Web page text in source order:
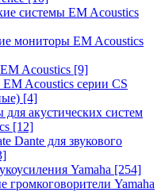
системы EM Acoustics
мониторы EM Acoustics
Acoustics [9]
Acoustics серии CS
[4]
для акустических систем
[12]
Dante для звукового
Yamaha [254]
громкоговорители Yamaha